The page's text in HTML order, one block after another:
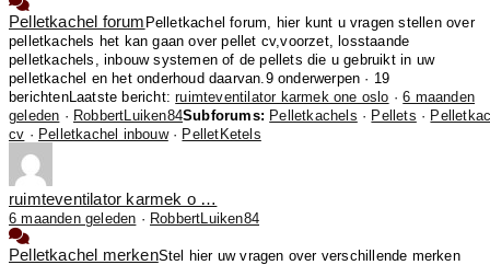
Pelletkachel forum Pelletkachel forum, hier kunt u vragen stellen over
pelletkachels het kan gaan over pellet cv,voorzet, losstaande
pelletkachels, inbouw systemen of de pellets die u gebruikt in uw
pelletkachel en het onderhoud daarvan. 9 onderwerpen · 19
berichtenLaatste bericht:ruimteventilator karmek one oslo ·6 maanden
geleden · RobbertLuiken84Subforums: Pelletkachels · Pellets ·
cv · Pelletkachel inbouw· PelletKetels
ruimteventilator karmek o …
6 maanden geleden · RobbertLuiken84
Pelletkachel merkenStel hier uw vragen over verschillende merken